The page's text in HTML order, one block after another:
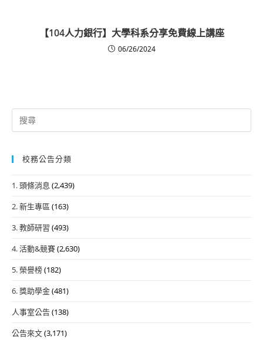
【104人力銀行】大學科系分享免費線上講座
06/26/2024
Search
for:
校務公告分類
1. 頭條消息 (2,439)
2. 新生專區 (163)
3. 教師研習 (493)
4. 活動&競賽(2,630)
5. 榮譽榜(182)
6. 獎助學金(481)
人事室公告(138)
公告來文(3,171)